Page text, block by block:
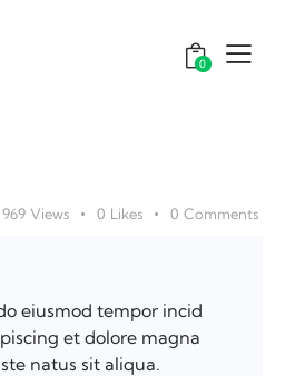
0
969 Views 0 Likes 0 Comments
eiusmod tempor incid
et dolore magna
natus sit aliqua.